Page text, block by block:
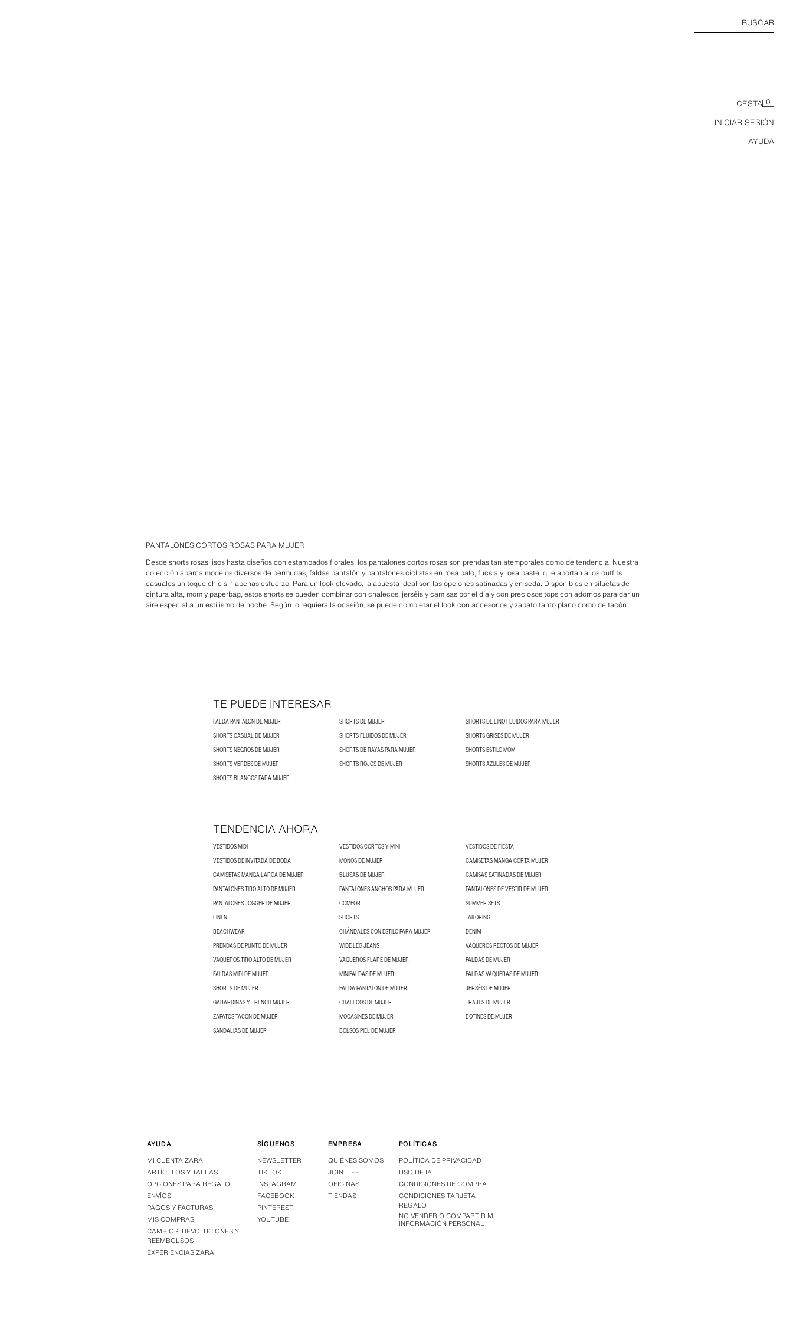
BUSCAR
CESTA 0
INICIAR SESIÓN
AYUDA
PANTALONES CORTOS ROSAS PARA MUJER
Desde shorts rosas lisos hasta diseños con estampados florales, los pantalones cortos rosas son prendas tan atemporales como de tendencia. Nuestra
colección abarca modelos diversos de bermudas, faldas pantalón y pantalones ciclistas en rosa palo, fucsia y rosa pastel que aportan a los outfits
casuales un toque chic sin apenas esfuerzo. Para un look elevado, la apuesta ideal son las opciones satinadas y en seda. Disponibles en siluetas de
cintura alta, mom y paperbag, estos shorts se pueden combinar con chalecos, jerséis y camisas por el día y con preciosos tops con adornos para dar un
aire especial a un estilismo de noche. Según lo requiera la ocasión, se puede completar el look con accesorios y zapato tanto plano como de tacón.
TE PUEDE INTERESAR
FALDA PANTALÓN DE MUJER SHORTS DE MUJER
SHORTS DE LINO FLUIDOS PARA MUJER
SHORTS CASUAL DE MUJER
SHORTS FLUIDOS DE MUJER
SHORTS GRISES DE MUJER
SHORTS NEGROS DE MUJER
SHORTS DE RAYAS PARA MUJER
SHORTS ESTILO MOM
SHORTS VERDES DE MUJER
SHORTS ROJOS DE MUJER
SHORTS AZULES DE MUJER
SHORTS BLANCOS PARA MUJER
TENDENCIA AHORA
VESTIDOS MIDI VESTIDOS CORTOS Y MINI
VESTIDOS DE FIESTA
VESTIDOS DE INVITADA DE BODA
MONOS DE MUJER
CAMISETAS MANGA CORTA MUJER
CAMISETAS MANGA LARGA DE MUJER
BLUSAS DE MUJER
CAMISAS SATINADAS DE MUJER
PANTALONES TIRO ALTO DE MUJER
PANTALONES ANCHOS PARA MUJER
PANTALONES DE VESTIR DE MUJER
PANTALONES JOGGER DE MUJER
COMFORT
SUMMER SETS
LINEN
SHORTS
TAILORING
BEACHWEAR
CHÁNDALES CON ESTILO PARA MUJER
DENIM
PRENDAS DE PUNTO DE MUJER
WIDE LEG JEANS
VAQUEROS RECTOS DE MUJER
VAQUEROS TIRO ALTO DE MUJER
VAQUEROS FLARE DE MUJER
FALDAS DE MUJER
FALDAS MIDI DE MUJER
MINIFALDAS DE MUJER
FALDAS VAQUERAS DE MUJER
SHORTS DE MUJER
FALDA PANTALÓN DE MUJER
JERSÉIS DE MUJER
GABARDINAS Y TRENCH MUJER
CHALECOS DE MUJER
TRAJES DE MUJER
ZAPATOS TACÓN DE MUJER
MOCASINES DE MUJER
BOTINES DE MUJER
SANDALIAS DE MUJER
BOLSOS PIEL DE MUJER
AYUDA
MI CUENTA ZARA
ARTÍCULOS Y TALLAS
OPCIONES PARA REGALO
ENVÍOS
PAGOS Y FACTURAS
MIS COMPRAS
CAMBIOS, DEVOLUCIONES Y
REEMBOLSOS
EXPERIENCIAS ZARA
SÍGUENOS
NEWSLETTER
TIKTOK
INSTAGRAM
FACEBOOK
PINTEREST
YOUTUBE
EMPRESA
QUIÉNES SOMOS
JOIN LIFE
OFICINAS
TIENDAS
POLÍTICAS
POLÍTICA DE PRIVACIDAD
USO DE IA
CONDICIONES DE COMPRA
CONDICIONES TARJETA
REGALO
NO VENDER O COMPARTIR MI
INFORMACIÓN PERSONAL